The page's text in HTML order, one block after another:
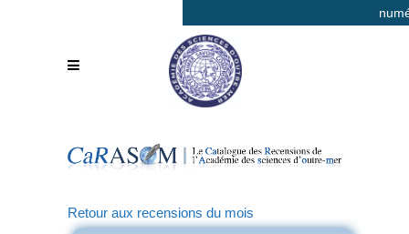
Retour aux recensions du mois